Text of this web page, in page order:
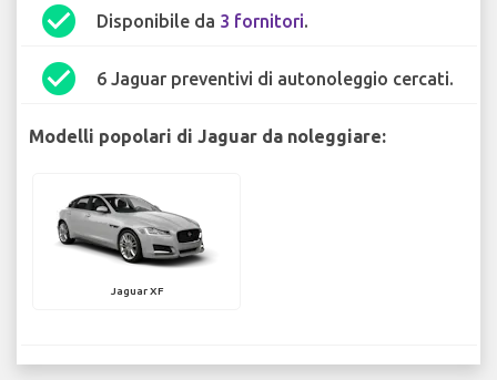
check_circle Disponibile da 3 fornitori.
check_circle 6 Jaguar preventivi di autonoleggio cercati.
Modelli popolari di Jaguar da noleggiare:
Jaguar XF